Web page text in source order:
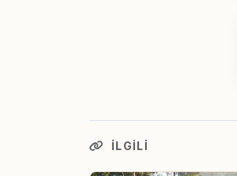
İLGILI